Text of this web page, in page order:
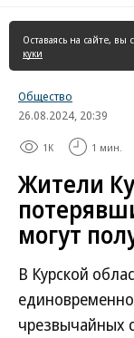
страница
Оставаясь на сайте, вы
куки
Общество
26.08.2024, 20:39
1K 1 мин.
Жители
могут
В Курской
чрезвычайных